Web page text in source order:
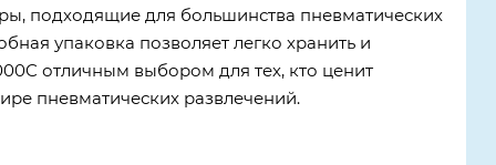
подходящие для большинства пневматических
упаковка позволяет легко хранить и
отличным выбором для тех, кто ценит
пневматических развлечений.